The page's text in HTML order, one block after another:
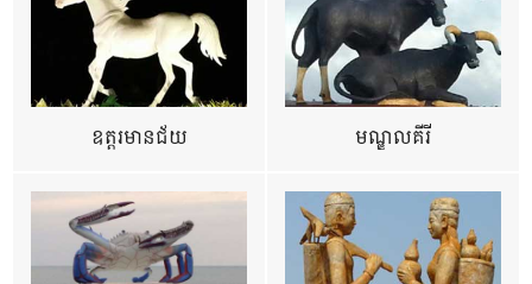
ឧត្ដរមានជ័យ មណ្ឌលគីរី